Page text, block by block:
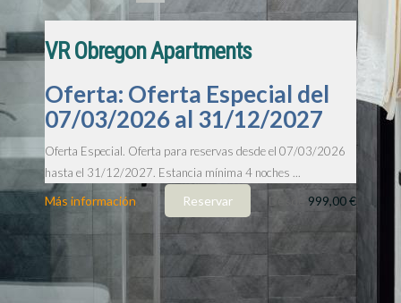
VR Obregon Apartments
Oferta: Oferta Especial del
07/03/2026 al 31/12/2027
Oferta Especial. Oferta para reservas desde el 07/03/2026
hasta el 31/12/2027. Estancia mínima 4 noches ...
999,00 €
Más información Reservar